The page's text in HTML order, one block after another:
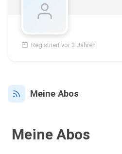
Registriert vor 3 Jahren
Meine Abos
Meine Abos